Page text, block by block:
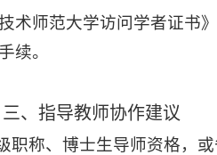
术师范大学访问学者证书》
续。
三、指导教师协作建议
称、博士生导师资格，